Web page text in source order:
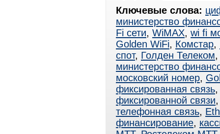
Ключевые слова:
министерство
Fi сети, WiMAX, wi fi
Golden WiFi, Комстар,
спот, Голден Телеком
министерство
московский номер,
фиксированная связь
фиксированной связи
телефонная связь,
финансирование,